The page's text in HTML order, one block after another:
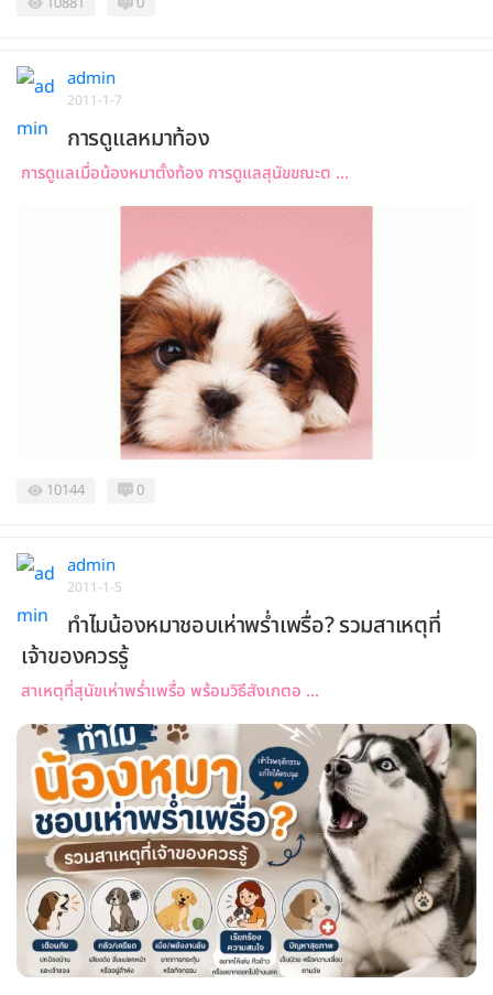
admin
2011-1-7
การดูแลหมาท้อง
การดูแลเมื่อน้องหมาตั้งท้อง การดูแลสุนัขขณะต ...
10144 0
admin
2011-1-5
ทำไมน้องหมาชอบเห่าพร่ำเพรื่อ? รวมสาเหตุที่
เจ้าของควรรู้
สาเหตุที่สุนัขเห่าพร่ำเพรื่อ พร้อมวิธีสังเกตอ ...